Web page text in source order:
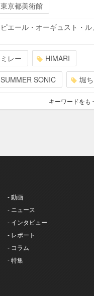
東京都美術館
ピエール・オーギュスト・ル
ミレー HIMARI
SUMMER SONIC 堀
キーワードをも
- 動画
- ニュース
- インタビュー
- レポート
- コラム
- 特集